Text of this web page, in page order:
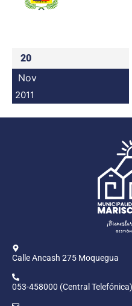
20
Nov
2011
Calle Ancash 275 Moquegua
053-458000 (Central Telefónica)